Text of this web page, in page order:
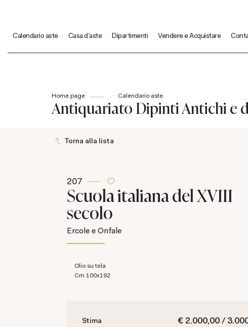
Calendario aste Casa d'aste Dipartimenti Vendere e Acquistare
Home page Calendario aste
Antiquariato Dipinti Antichi e
Torna alla lista
207
Scuola italiana del XVIII
secolo
Ercole e Onfale
olio su tela
cm 100x192
€ 2.000,00 /
Stima